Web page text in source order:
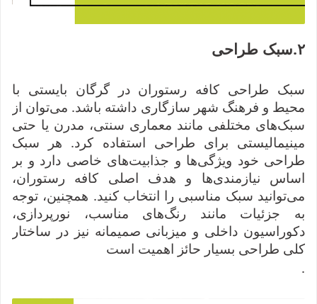
۲.سبک طراحی
سبک طراحی کافه رستوران در گرگان بایستی با
محیط و فرهنگ شهر سازگاری داشته باشد. می‌توان از
سبک‌های مختلفی مانند معماری سنتی، مدرن یا حتی
مینیمالیستی برای طراحی استفاده کرد. هر سبک
طراحی خود ویژگی‌ها و جذابیت‌های خاصی دارد و بر
اساس نیازمندی‌ها و هدف اصلی کافه رستوران،
می‌توانید سبک مناسبی را انتخاب کنید. همچنین، توجه
به جزئیات مانند رنگ‌های مناسب، نورپردازی،
دکوراسیون داخلی و میزبانی صمیمانه نیز در ساختار
کلی طراحی بسیار حائز اهمیت است
.